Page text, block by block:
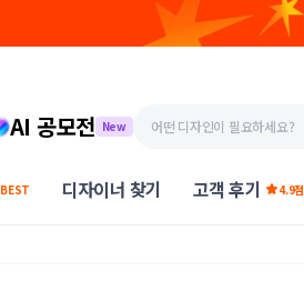
AI 공모전 New
BEST 디자이너 찾기 고객 후기 4.9점